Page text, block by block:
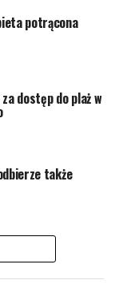
potrącona
dostęp do plaż w
także